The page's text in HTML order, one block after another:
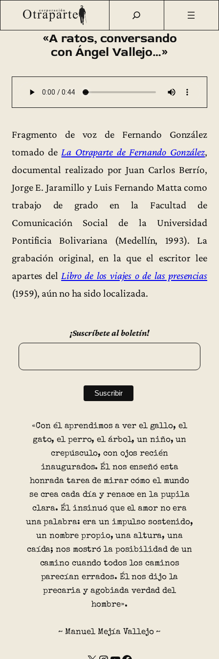
Saltar
Otraparte.org/Fernando González/
conversando con Ángel Vallejo…»
«A ratos, conversando
con Ángel Vallejo…»
Fragmento de voz de Fernando González
tomado deLa Otraparte de Fernando González,
documental realizado por Juan Carlos Berrío,
Jorge E. Jaramillo y Luis Fernando Matta como
trabajo de grado en la Facultad de
Comunicación Social de la Universidad
Pontificia Bolivariana (Medellín, 1993). La
grabación original, en la que el escritor lee
apartes delLibro de los viajes o de las presencias
(1959), aún no ha sido localizada.
¡Suscríbete al boletín!
«Con él aprendimos a ver el gallo, el
gato, el perro, el árbol, un niño, un
crepúsculo, con ojos recién
inaugurados. Él nos enseñó esta
honrada tarea de mirar cómo el mundo
se crea cada día y renace en la pupila
clara. Él insinuó que el amor no era
una palabra: era un impulso sostenido,
un nombre propio, una altura, una
caída; nos mostró la posibilidad de un
camino cuando todos los caminos
parecían errados. Él nos dijo la
precaria y agobiada verdad del
hombre».
~ Manuel Mejía Vallejo ~